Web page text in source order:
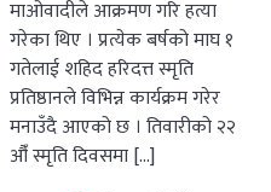
माओवादीले आक्रमण गरि हत्या
गरेका थिए । प्रत्येक बर्षको माघ १
गतेलाई शहिद हरिदत्त स्मृति
प्रतिष्ठानले विभिन्न कार्यक्रम गरेर
मनाउँदै आएको छ । तिवारीको २२
औँ स्मृति दिवसमा […]